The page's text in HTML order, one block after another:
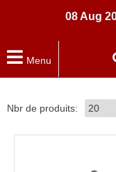
08 Aug
Menu
Nbr de produits: